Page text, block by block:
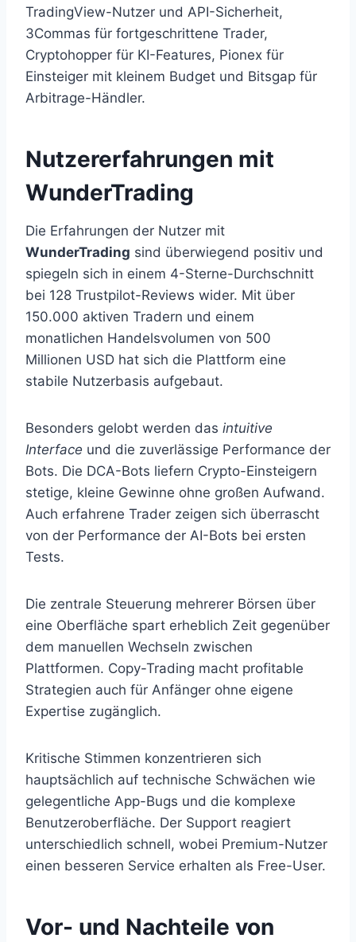
TradingView-Nutzer und API-Sicherheit,
3Commas für fortgeschrittene Trader,
Cryptohopper für KI-Features, Pionex für
Einsteiger mit kleinem Budget und Bitsgap für
Arbitrage-Händler.
Nutzererfahrungen mit
WunderTrading
Die Erfahrungen der Nutzer mit
WunderTrading sind überwiegend positiv und
spiegeln sich in einem 4-Sterne-Durchschnitt
bei 128 Trustpilot-Reviews wider. Mit über
150.000 aktiven Tradern und einem
monatlichen Handelsvolumen von 500
Millionen USD hat sich die Plattform eine
stabile Nutzerbasis aufgebaut.
Besonders gelobt werden das intuitive
Interface und die zuverlässige Performance der
Bots. Die DCA-Bots liefern Crypto-Einsteigern
stetige, kleine Gewinne ohne großen Aufwand.
Auch erfahrene Trader zeigen sich überrascht
von der Performance der AI-Bots bei ersten
Tests.
Die zentrale Steuerung mehrerer Börsen über
eine Oberfläche spart erheblich Zeit gegenüber
dem manuellen Wechseln zwischen
Plattformen. Copy-Trading macht profitable
Strategien auch für Anfänger ohne eigene
Expertise zugänglich.
Kritische Stimmen konzentrieren sich
hauptsächlich auf technische Schwächen wie
gelegentliche App-Bugs und die komplexe
Benutzeroberfläche. Der Support reagiert
unterschiedlich schnell, wobei Premium-Nutzer
einen besseren Service erhalten als Free-User.
Vor- und Nachteile von